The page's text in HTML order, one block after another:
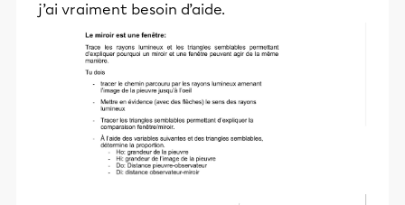
j’ai vraiment besoin d’aide.